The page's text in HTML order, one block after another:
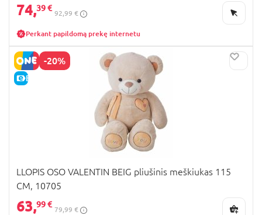
74,39 €
92,99 €
Perkant papildomą prekę internetu
-20%
E-KAINA
LLOPIS OSO VALENTIN BEIG pliušinis meškiukas 115
CM, 10705
63,99 €
79,99 €